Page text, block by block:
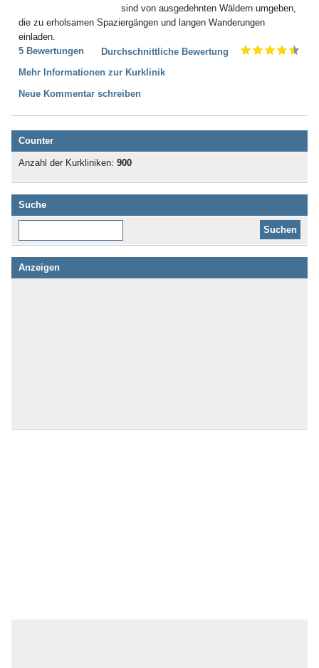
sind von ausgedehnten Wäldern umgeben,
die zu erholsamen Spaziergängen und langen Wanderungen
einladen.
5 Bewertungen
Durchschnittliche Bewertung
Mehr Informationen zur Kurklinik
Neue Kommentar schreiben
Counter
Anzahl der Kurkliniken: 900
Suche
Anzeigen